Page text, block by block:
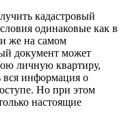
кадастровый
одинаковые как в
же на самом
документ может
личную квартиру,
информация о
Но при этом
настоящие